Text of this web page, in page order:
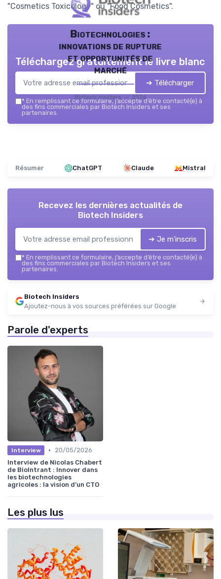
"Cosmetics Toxicology" ou "Food Cosmetics".
Biotechnologies :
innovations de rupture
et opportunités de
marché
Biotech Insiders — 2026
Téléchargez gratuitement le livre blanc
➔ Télécharger
* En remplissant ce formulaire, j’accepte d’être contacté(e) à
des fins commerciales par Biotech Insiders et ses
partenaires.
Résumer ChatGPT Claude Mistral
Recevez les dernières actualités de
Biotech Insiders
➔ Je m'inscris
* En remplissant ce formulaire, j’accepte d’être contacté(e) à
des fins commerciales par Biotech Insiders et ses
partenaires.
Biotech Insiders
Ajoutez-nous à vos sources préférées sur Google
Parole d'experts
Interview •
20/05/2026
Interview de Nicolas Chabert
de BioIntrant : Innover dans
les biotechnologies
agricoles : la vision d’un CTO
Les plus lus